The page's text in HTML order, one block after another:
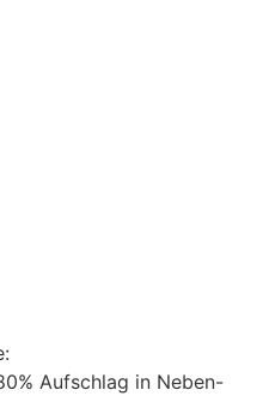
Aufschlag in Neben-